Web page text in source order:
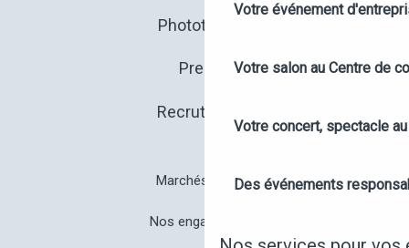
Votre événement
Votre salon au Centre de
Votre concert, spectacle
Des événements
Photothèque
Presse
Recrutement
Marchés publics
Nos engagements